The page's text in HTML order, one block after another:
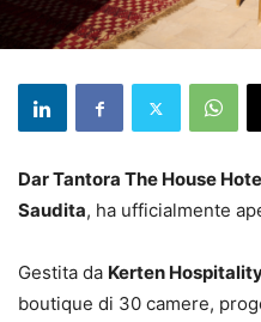
Dar Tantora The House
Saudita, ha ufficialmente
Gestita da Kerten
boutique di 30 camere,